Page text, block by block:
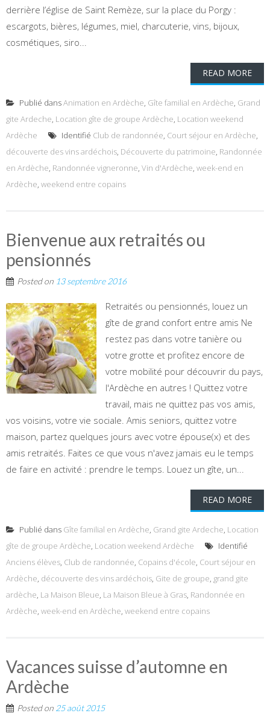
derrière l’église de Saint Remèze, sur la place du Porgy :
escargots, bières, légumes, miel, charcuterie, vins, bijoux,
cosmétiques, siro...
READ MORE
Publié dansAnimation en Ardèche, Gîte familial en Ardèche, Grand
gite Ardeche, Location gîte de groupe Ardèche, Location weekend
Ardèche
Identifié Club de randonnée, Court séjour en Ardèche,
découverte des vins ardéchois, Découverte du patrimoine, Randonnée
en Ardèche, Randonnée vigneronne, Vin d'Ardèche, week-end en
Ardèche, weekend entre copains
Bienvenue aux retraités ou
pensionnés
Posted on 13 septembre 2016
Retraités ou pensionnés, louez un
gîte de grand confort entre amis Ne
restez pas dans votre tanière ou
votre grotte et profitez encore de
votre mobilité pour découvrir du pays,
l'Ardèche en autres ! Quittez votre
travail, mais ne quittez pas vos amis,
vos voisins, votre vie sociale. Amis seniors, quittez votre
maison, partez quelques jours avec votre épouse(x) et des
amis retraités. Faites ce que vous n'avez jamais eu le temps
de faire en activité : prendre le temps. Louez un gîte, un...
READ MORE
Publié dans Gîte familial en Ardèche, Grand gite Ardeche, Location
gîte de groupe Ardèche, Location weekend Ardèche
Identifié
Anciens élèves, Club de randonnée, Copains d'école, Court séjour en
Ardèche, découverte des vins ardéchois, Gite de groupe, grand gite
ardèche, La Maison Bleue, La Maison Bleue à Gras, Randonnée en
Ardèche, week-end en Ardèche, weekend entre copains
Vacances suisse d’automne en
Ardèche
Posted on 25 août 2015